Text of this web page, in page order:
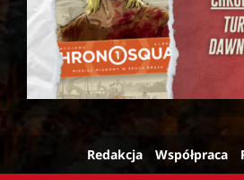
Redakcja Współpraca